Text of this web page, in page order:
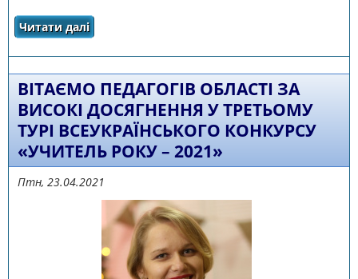
Читати далі
ВСЕУКРАЇНСЬКОГО КОНКУРСУ «УЧИТЕЛЬ
ВІТАЄМО ПЕДАГОГІВ ОБЛАСТІ ЗА
ВИСОКІ ДОСЯГНЕННЯ У ТРЕТЬОМУ
ТУРІ ВСЕУКРАЇНСЬКОГО КОНКУРСУ
«УЧИТЕЛЬ РОКУ – 2021»
Птн, 23.04.2021